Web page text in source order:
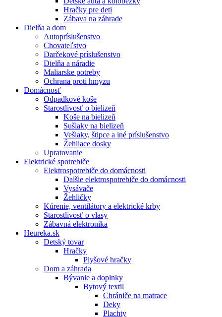
Hračky pre deti
Zábava na záhrade
Dielňa a dom
Autopríslušenstvo
Chovateľstvo
Darčekové príslušenstvo
Dielňa a náradie
Maliarske potreby
Ochrana proti hmyzu
Domácnosť
Odpadkové koše
Starostlivosť o bielizeň
Koše na bielizeň
Sušiaky na bielizeň
Vešiaky, štipce a iné príslušenstvo
Žehliace dosky
Upratovanie
Elektrické spotrebiče
Elektrospotrebiče do domácnosti
Dalšie elektrospotrebiče do domácnosti
Vysávače
Žehličky
Kúrenie, ventilátory a elektrické krby
Starostlivosť o vlasy
Zábavná elektronika
Heureka.sk
Detský tovar
Hračky
Plyšové hračky
Dom a záhrada
Bývanie a doplnky
Bytový textil
Chrániče na matrace
Deky
Plachty